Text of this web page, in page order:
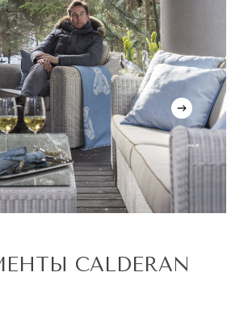
CALDERAN